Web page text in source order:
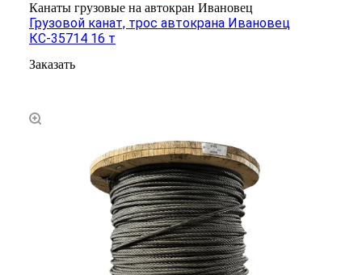
Канаты грузовые на автокран Ивановец
Грузовой канат, трос автокрана Ивановец
КС-35714 16 т
Заказать